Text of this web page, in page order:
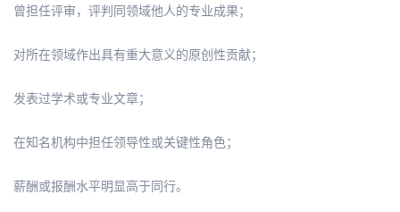
曾担任评审，评判同领域他人的专业成果；
对所在领域作出具有重大意义的原创性贡献；
发表过学术或专业文章；
在知名机构中担任领导性或关键性角色；
薪酬或报酬水平明显高于同行。